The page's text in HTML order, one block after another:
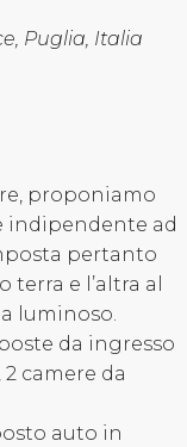
Puglia, Italia
proponiamo
indipendente ad
pertanto
e l’altra al
luminoso.
da ingresso
camere da
auto in